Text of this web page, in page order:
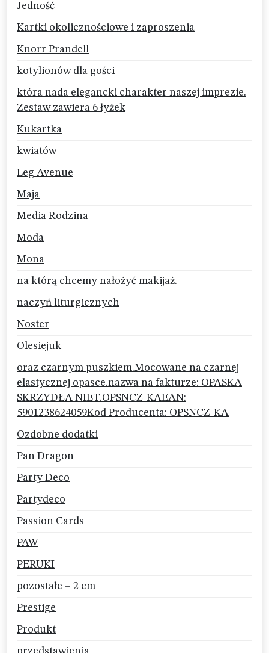
Jedność
Kartki okolicznościowe i zaproszenia
Knorr Prandell
kotylionów dla gości
która nada elegancki charakter naszej imprezie.
Zestaw zawiera 6 łyżek
Kukartka
kwiatów
Leg Avenue
Maja
Media Rodzina
Moda
Mona
na którą chcemy nałożyć makijaż.
naczyń liturgicznych
Noster
Olesiejuk
oraz czarnym puszkiem.Mocowane na czarnej
elastycznej opasce.nazwa na fakturze: OPASKA
SKRZYDŁA NIET.OPSNCZ-KAEAN:
5901238624059Kod Producenta: OPSNCZ-KA
Ozdobne dodatki
Pan Dragon
Party Deco
Partydeco
Passion Cards
PAW
PERUKI
pozostałe – 2 cm
Prestige
Produkt